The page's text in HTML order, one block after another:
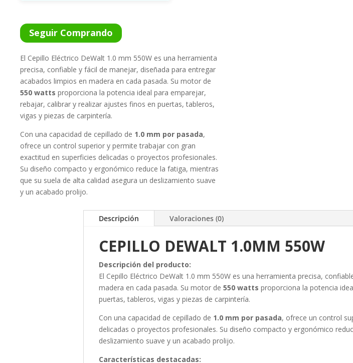
Seguir Comprando
El Cepillo Eléctrico DeWalt 1.0 mm 550W es una herramienta
precisa, confiable y fácil de manejar, diseñada para entregar
acabados limpios en madera en cada pasada. Su motor de
550 watts proporciona la potencia ideal para emparejar,
rebajar, calibrar y realizar ajustes finos en puertas, tableros,
vigas y piezas de carpintería.
Con una capacidad de cepillado de 1.0 mm por pasada,
ofrece un control superior y permite trabajar con gran
exactitud en superficies delicadas o proyectos profesionales.
Su diseño compacto y ergonómico reduce la fatiga, mientras
que su suela de alta calidad asegura un deslizamiento suave
y un acabado prolijo.
Descripción Valoraciones (0)
CEPILLO DEWALT 1.0MM 550W
Descripción del producto:
El Cepillo Eléctrico DeWalt 1.0 mm 550W es una herramienta precisa,
madera en cada pasada. Su motor de550 watts proporciona la potencia
puertas, tableros, vigas y piezas de carpintería.
Con una capacidad de cepillado de 1.0 mm por pasada, ofrece un control
delicadas o proyectos profesionales. Su diseño compacto y ergonómico
deslizamiento suave y un acabado prolijo.
Características destacadas: